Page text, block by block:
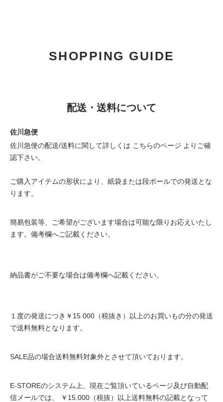
SHOPPING GUIDE
配送・送料について
佐川急便
佐川急便の配送/送料に関して詳しくは こちらのページ よりご確
認下さい。
ご購入アイテムの形状により、紙袋または段ボールでの発送とな
ります。
簡易包装等、ご希望がございます場合は可能な限りお応えいたし
ます。備考欄へご記載ください。
納品書がご不要な場合は備考欄へ記載ください。
１度の発送につき￥15.000（税抜き）以上のお買いもの分の発送
で送料無料となります。
SALE品の場合送料無料対象外とさせて頂いております。
E-STOREのシステム上、現在ご覧頂いているページ及び自動配
信メールでは、 ￥15.000（税抜）以上送料無料の記載となって